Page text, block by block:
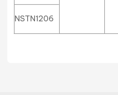
NSTN1206